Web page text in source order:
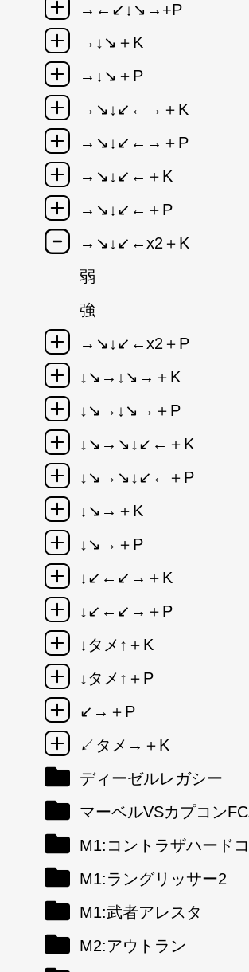
→←↙↓↘→+P
→↓↘＋K
→↓↘＋P
→↘↓↙←→＋K
→↘↓↙←→＋P
→↘↓↙←＋K
→↘↓↙←＋P
→↘↓↙←x2＋K
弱
強
→↘↓↙←x2＋P
↓↘→↓↘→＋K
↓↘→↓↘→＋P
↓↘→↘↓↙←＋K
↓↘→↘↓↙←＋P
↓↘→＋K
↓↘→＋P
↓↙←↙→＋K
↓↙←↙→＋P
↓タメ↑＋K
↓タメ↑＋P
↙→＋P
↙タメ→＋K
ディーゼルレガシー
マーベルVSカプコン
M1:コントラザハード
M1:ラングリッサー2
M1:武者アレスタ
M2:アウトラン